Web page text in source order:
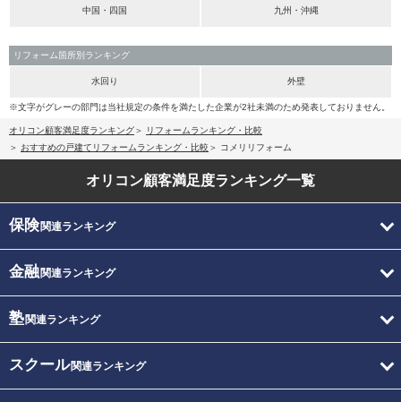
中国・四国 九州・沖縄
リフォーム箇所別ランキング
水回り 外壁
※文字がグレーの部門は当社規定の条件を満たした企業が2社未満のため発表しておりません。
オリコン顧客満足度ランキング
リフォームランキング・比較
おすすめの戸建てリフォームランキング・比較
コメリリフォーム
オリコン顧客満足度ランキング一覧
保険関連ランキング
金融関連ランキング
塾関連ランキング
スクール関連ランキング